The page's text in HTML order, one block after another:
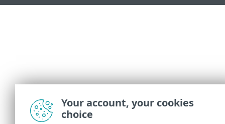
Your account, your cookies
choice